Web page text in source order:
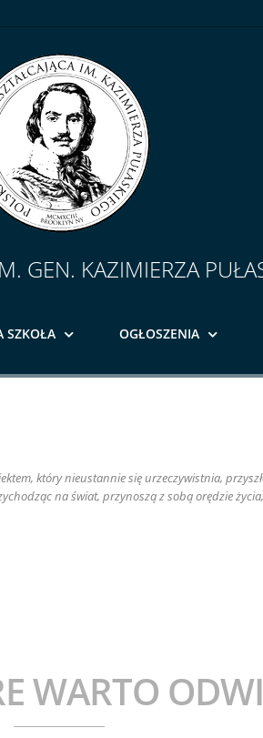
GEN. KAZIMIERZA
SZKOŁA OGŁOSZENIA
który nieustannie się urzeczywistnia,
na świat, przynoszą z sobą orędzie
WARTO